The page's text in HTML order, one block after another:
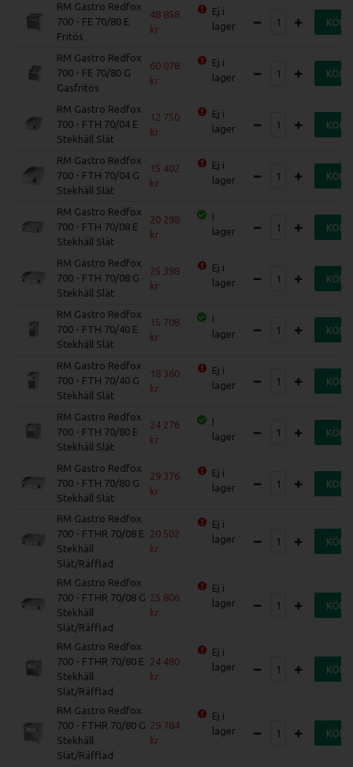
RM Gastro Redfox
700 - FE 70/80 E
Fritös
48 858
Ej i
lager
KÖP
RM Gastro Redfox
700 - FE 70/80 G
Gasfritös
60 078
Ej i
lager
KÖP
RM Gastro Redfox
700 - FTH 70/04 E
Stekhäll Slät
12 750
Ej i
lager
KÖP
RM Gastro Redfox
700 - FTH 70/04 G
Stekhäll Slät
15 402
Ej i
lager
KÖP
RM Gastro Redfox
700 - FTH 70/08 E
Stekhäll Slät
20 298
I
lager
KÖP
RM Gastro Redfox
700 - FTH 70/08 G
Stekhäll Slät
25 398
Ej i
lager
KÖP
RM Gastro Redfox
700 - FTH 70/40 E
Stekhäll Slät
15 708
I
lager
KÖP
RM Gastro Redfox
700 - FTH 70/40 G
Stekhäll Slät
18 360
Ej i
lager
KÖP
RM Gastro Redfox
700 - FTH 70/80 E
Stekhäll Slät
24 276
I
lager
KÖP
RM Gastro Redfox
700 - FTH 70/80 G
Stekhäll Slät
29 376
Ej i
lager
KÖP
RM Gastro Redfox
700 - FTHR 70/08 E
Stekhäll
Slät/Räfflad
20 502
Ej i
lager
KÖP
RM Gastro Redfox
700 - FTHR 70/08 G
Stekhäll
Slät/Räfflad
25 806
Ej i
lager
KÖP
RM Gastro Redfox
700 - FTHR 70/80 E
Stekhäll
Slät/Räfflad
24 480
Ej i
lager
KÖP
RM Gastro Redfox
700 - FTHR 70/80 G
Stekhäll
Slät/Räfflad
29 784
Ej i
lager
KÖP